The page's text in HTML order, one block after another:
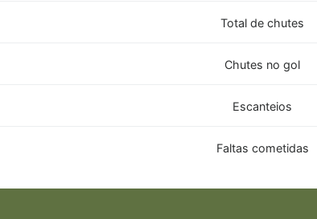
Total de chutes
Chutes no gol
Escanteios
Faltas cometidas